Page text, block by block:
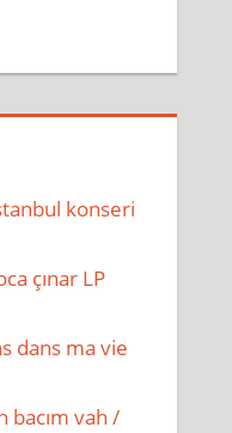
konseri
çınar LP
dans ma vie
bacım vah /